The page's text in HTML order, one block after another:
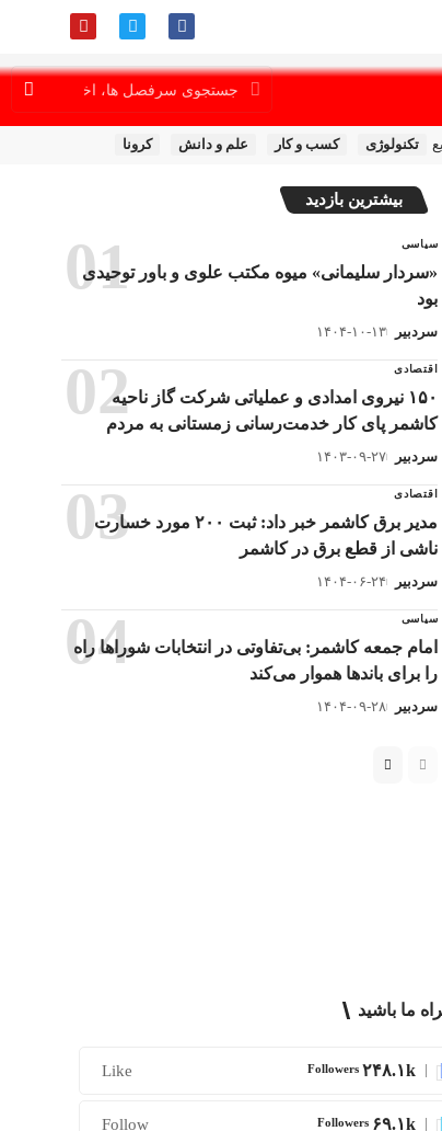
تکنولوژی کسب و کار علم و دانش کرونا
بیشترین بازدید
سیاسی
«سردار سلیمانی» میوه مکتب علوی و باور توحیدی
بود
سردبیر ۱۴۰۴-۱۰-۱۳
اقتصادی
١۵٠ نیروی امدادی و عملیاتی شرکت گاز ناحیه
کاشمر پای کار خدمت‌رسانی زمستانی به مردم
سردبیر ۱۴۰۳-۰۹-۲۷
اقتصادی
مدیر برق کاشمر خبر داد: ثبت ۲۰۰ مورد خسارت
ناشی از قطع برق در کاشمر
سردبیر ۱۴۰۴-۰۶-۲۴
سیاسی
امام جمعه کاشمر: بی‌تفاوتی در انتخابات شوراها راه
را برای باندها هموار می‌کند
سردبیر ۱۴۰۴-۰۹-۲۸
ما باشید
۲۴۸.۱k Followers
Like
۶۹.۱k Followers
Follow